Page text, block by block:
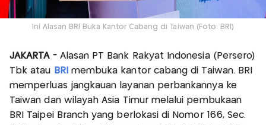
Ini Alasan BRI Buka Kantor Cabang di Taiwan (Foto: BRI)
JAKARTA -Alasan PT Bank Rakyat Indonesia (Persero)
Tbk atau BRI membuka kantor cabang di Taiwan. BRI
memperluas jangkauan layanan perbankannya ke
Taiwan dan wilayah Asia Timur melalui pembukaan
BRI Taipei Branch yang berlokasi di Nomor 166, Sec.